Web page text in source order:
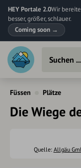
HEY Portale 2.0Wir
besser, größer, schlauer.
Coming soon →
Füssen Plätze
Die Wiege
Quelle: Allgäu